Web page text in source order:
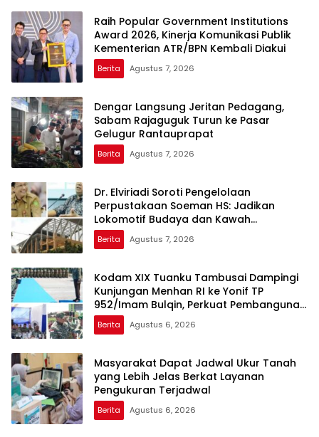
Raih Popular Government Institutions
Award 2026, Kinerja Komunikasi Publik
Kementerian ATR/BPN Kembali Diakui
Berita Agustus 7, 2026
Dengar Langsung Jeritan Pedagang,
Sabam Rajaguguk Turun ke Pasar
Gelugur Rantauprapat
Berita Agustus 7, 2026
Dr. Elviriadi Soroti Pengelolaan
Perpustakaan Soeman HS: Jadikan
Lokomotif Budaya dan Kawah
Candradimuka Intelektual
Berita Agustus 7, 2026
Kodam XIX Tuanku Tambusai Dampingi
Kunjungan Menhan RI ke Yonif TP
952/Imam Bulqin, Perkuat Pembangunan
Satuan
Berita Agustus 6, 2026
Masyarakat Dapat Jadwal Ukur Tanah
yang Lebih Jelas Berkat Layanan
Pengukuran Terjadwal
Berita Agustus 6, 2026